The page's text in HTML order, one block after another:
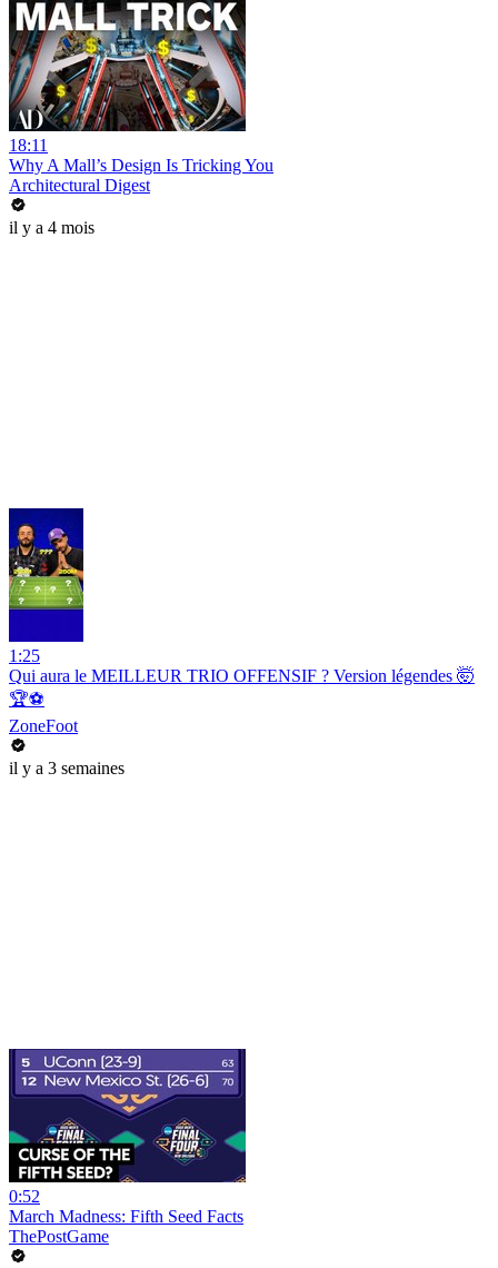
18:11
Why A Mall’s Design Is Tricking You
Architectural Digest
il y a 4 mois
1:25
Qui aura le MEILLEUR TRIO OFFENSIF ? Version légendes 🤯
🏆⚽️
ZoneFoot
il y a 3 semaines
0:52
March Madness: Fifth Seed Facts
ThePostGame